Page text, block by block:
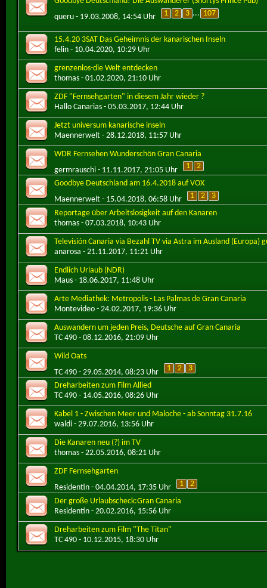
queru - 19.03.2008, 14:54 Uhr 1 2 3 ... 107
15.4.20 3SAT Das Geheimnis der kanarischen Inseln
felin - 10.04.2020, 10:29 Uhr
grenzenlos-die Welt entdecken
thomas - 01.02.2020, 21:10 Uhr
ZDF "Fernsehgarten" in diesem Jahr wieder ?
Hallo Canarias - 05.03.2017, 12:44 Uhr
Jetzt universum kanarische inseln
Maennerwelt - 28.12.2018, 11:57 Uhr
WDR Fernsehen Wunderschön Gran Canaria
germrauschi - 11.11.2017, 21:05 Uhr 1
2
Goodbye Deutschland am 16.4.2018 auf VOX
Maennerwelt - 15.04.2018, 06:58 Uhr 1 2
3
Reportage über Arbeitslosigkeit auf den Kanaren
thomas - 07.03.2018, 10:43 Uhr
Televisión Canaria via Bezahl TV via Astra im Ausland (Europa)
anarosa - 21.11.2017, 11:21 Uhr
Endlich Urlaub (NDR)
Maus - 18.06.2017, 11:48 Uhr
Arte Mediathek: Metropolis - Las Palmas de Gran Canaria
Montevideo - 24.02.2017, 19:36 Uhr
Auswandern um jeden Preis, Deutsche auf Gran Canaria
TC 490 - 08.12.2016, 21:09 Uhr
Wild Oats
TC 490 - 29.05.2014, 08:23 Uhr 1 2
3
Dreharbeiten zum Film Allied
TC 490 - 14.05.2016, 08:26 Uhr
Kabel 1 - Zwischen Meer und Maloche - ab Sonntag 31.7.16
waldi - 29.07.2016, 13:56 Uhr
Die Kanaren neu (?) im TV
thomas - 22.05.2016, 08:21 Uhr
ZDF Fernsehgarten
Residentin - 04.04.2014, 17:35 Uhr 1
2
Der große Urlaubscheck:Gran Canaria
Residentin - 20.02.2016, 15:56 Uhr
Dreharbeiten zum Film "The Titan"
TC 490 - 10.12.2015, 18:30 Uhr